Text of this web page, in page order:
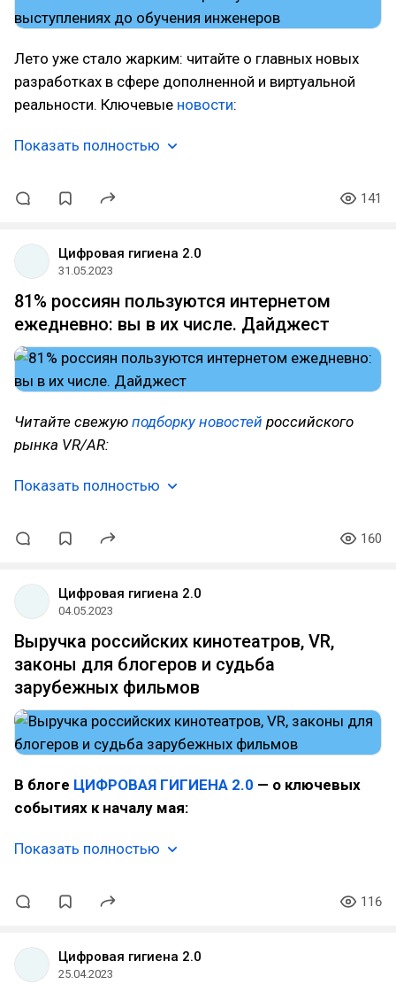
Лето уже стало жарким: читайте о главных новых
разработках в сфере дополненной и виртуальной
реальности. Ключевые новости:
Показать полностью
141
Цифровая гигиена 2.0
31.05.2023
81% россиян пользуются интернетом
ежедневно: вы в их числе. Дайджест
Читайте свежую подборку новостей российского
рынка VR/AR:
Показать полностью
160
Цифровая гигиена 2.0
04.05.2023
Выручка российских кинотеатров, VR,
законы для блогеров и судьба
зарубежных фильмов
В блоге ЦИФРОВАЯ ГИГИЕНА 2.0 — о ключевых
событиях к началу мая:
Показать полностью
116
Цифровая гигиена 2.0
25.04.2023